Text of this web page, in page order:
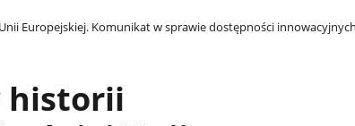
Europejskiej. Komunikat w sprawie dostępności
historii